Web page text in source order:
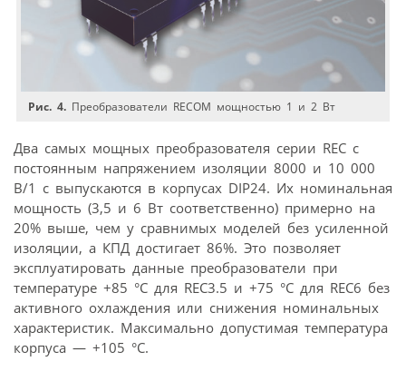
Рис. 4. Преобразователи RECOM мощностью 1 и 2 Вт
Два самых мощных преобразователя серии REC с
постоянным напряжением изоляции 8000 и 10 000
В/1 с выпускаются в корпусах DIP24. Их номинальная
мощность (3,5 и 6 Вт соответственно) примерно на
20% выше, чем у сравнимых моделей без усиленной
изоляции, а КПД достигает 86%. Это позволяет
эксплуатировать данные преобразователи при
температуре +85 °C для REC3.5 и +75 °C для REC6 без
активного охлаждения или снижения номинальных
характеристик. Максимально допустимая температура
корпуса — +105 °C.